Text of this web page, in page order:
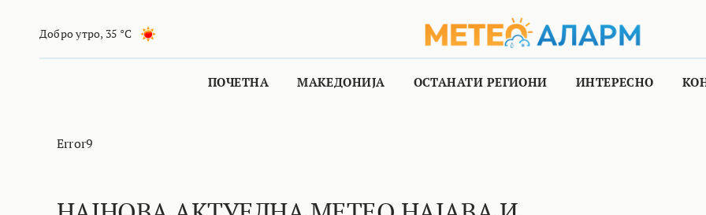
Добро утро, 35 °C
ПОЧЕТНА МАКЕДОНИЈА ОСТАНАТИ РЕГИОНИ ИНТЕРЕСНО
Error9